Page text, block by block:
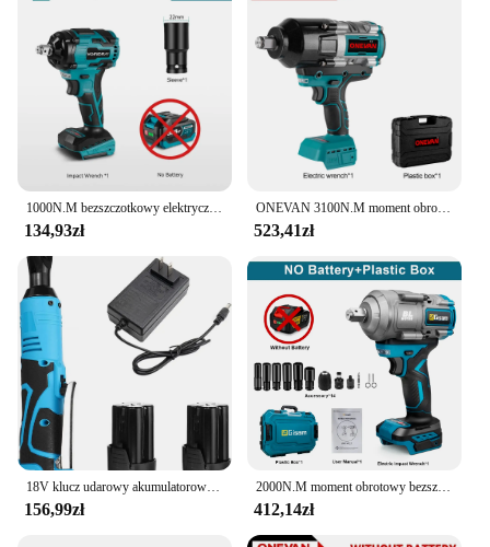
134,93zł
ONEVAN 3100N.M moment obrotowy bezszczotkowy elektryczny klucz udarowy klucz akumulatorowy śrubokręt nasadowy elektronarzędzia do akumulatora Makita 18V
523,41zł
156,99zł
2000N.M moment obrotowy bezszczotkowy elektryczny klucz udarowy 1/2 cala śrubokręt akumulatorowy klucz elektryczny elektronarzędzia do akumulatora Makita 18V
412,14zł